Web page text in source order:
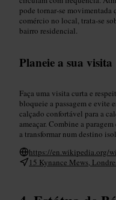
pode tornar‑se movimentada
comércio no local, trata‑se
bairro residencial.
Planeie a sua visita
Faça uma visita curta e
bloqueie a passagem e evite
calçado confortável para a
ameaçar. Combine a
a transformar num destino
https://en.wikipedia.org/
15 Kynance Mews,